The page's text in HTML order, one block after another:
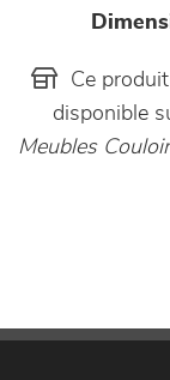
Ce
disponible
Meubles Couloir